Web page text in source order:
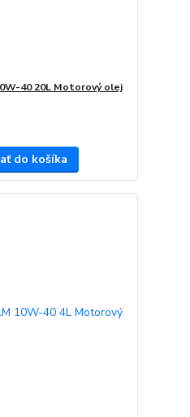
40 20L Motorový olej
do košíka